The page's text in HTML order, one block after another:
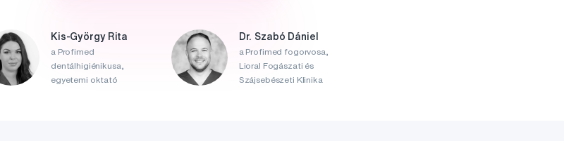
Kis-György Rita
a Profimed
dentálhigiénikusa,
egyetemi oktató
Dr. Szabó Dániel
a Profimed fogorvosa,
Lioral Fogászati és
Szájsebészeti Klinika